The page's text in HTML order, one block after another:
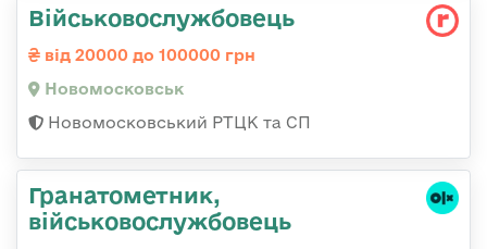
Військовослужбовець
від 20000 до 100000 грн
Новомосковськ
Новомосковський РТЦК та СП
Гранатометник,
військовослужбовець